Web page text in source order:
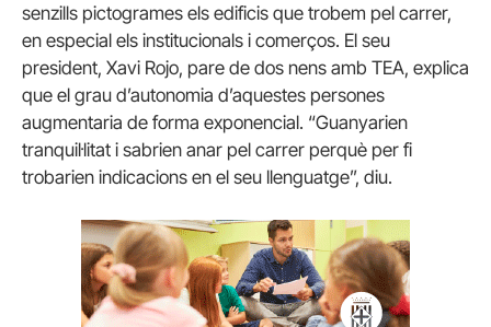
senzills pictogrames els edificis que trobem pel carrer,
en especial els institucionals i comerços. El seu
president, Xavi Rojo, pare de dos nens amb TEA, explica
que el grau d’autonomia d’aquestes persones
augmentaria de forma exponencial. “Guanyarien
tranquil·litat i sabrien anar pel carrer perquè per fi
trobarien indicacions en el seu llenguatge”, diu.